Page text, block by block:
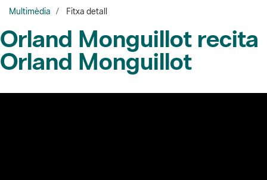
Multimèdia Fitxa detall
Orland Monguillot recita
Orland Monguillot